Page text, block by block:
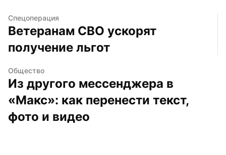
Спецоперация
Ветеранам СВО ускорят
получение льгот
Общество
Из другого мессенджера в
«Макс»: как перенести текст,
фото и видео